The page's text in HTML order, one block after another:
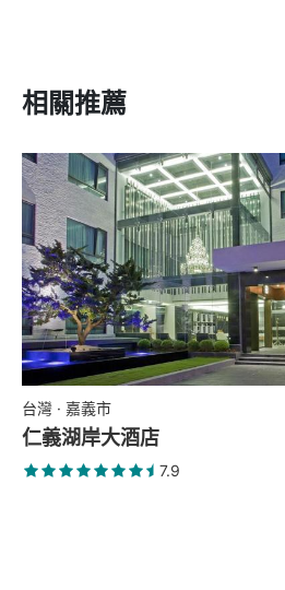
相關推薦
台灣 · 嘉義市
仁義湖岸大酒店
7.9